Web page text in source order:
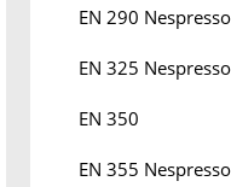
EN 290 Nespresso
EN 325 Nespresso
EN 350
EN 355 Nespresso